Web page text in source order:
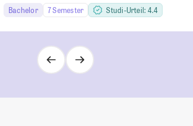
Bachelor 7 Semester Studi-Urteil: 4.4